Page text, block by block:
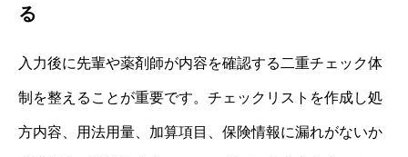
る
入力後に先輩や薬剤師が内容を確認する二重チェック体
制を整えることが重要です。チェックリストを作成し処
方内容、用法用量、加算項目、保険情報に漏れがないか